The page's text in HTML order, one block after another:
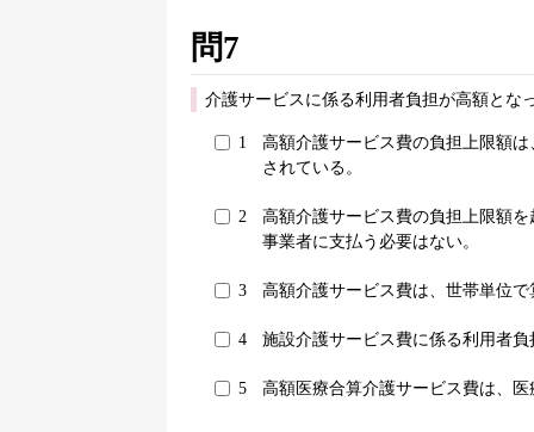
問7
介護サービスに係る利用者負担が高額とな
1
高額介護サービス費の負担上限額
されている。
2
高額介護サービス費の負担上限額
事業者に支払う必要はない。
3 高額介護サービス費は、世帯単位
4 施設介護サービス費に係る利用者
5 高額医療合算介護サービス費は、